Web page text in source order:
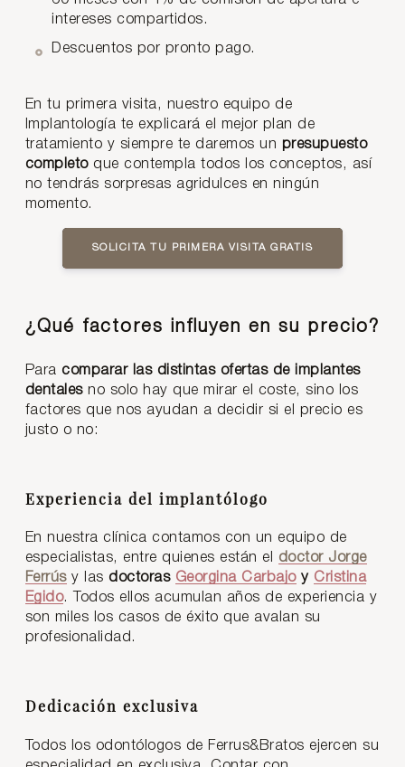
intereses compartidos.
Descuentos por pronto pago.
En tu primera visita, nuestro equipo de
Implantología te explicará el mejor plan de
tratamiento y siempre te daremos un presupuesto
completo que contempla todos los conceptos, así
no tendrás sorpresas agridulces en ningún
momento.
SOLICITA TU PRIMERA VISITA GRATIS
¿Qué factores influyen en su precio?
Para comparar las distintas ofertas de implantes
dentalesno solo hay que mirar el coste, sino los
factores que nos ayudan a decidir si el precio es
justo o no:
Experiencia del implantólogo
En nuestra clínica contamos con un equipo de
especialistas, entre quienes están el doctor Jorge
Ferrúsy las doctoras Georgina Carbajoy Cristina
Egido. Todos ellos acumulan años de experiencia y
son miles los casos de éxito que avalan su
profesionalidad.
Dedicación exclusiva
Todos los odontólogos de Ferrus&Bratos ejercen su